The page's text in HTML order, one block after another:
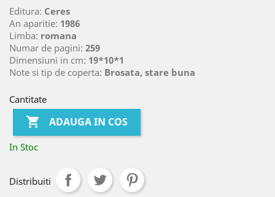
Editura: Ceres
An aparitie: 1986
Limba: romana
Numar de pagini: 259
Dimensiuni in cm: 19*10*1
Note si tip de coperta: Brosata, stare buna
Cantitate
 ADAUGA IN COS
In Stoc
Distribuiti